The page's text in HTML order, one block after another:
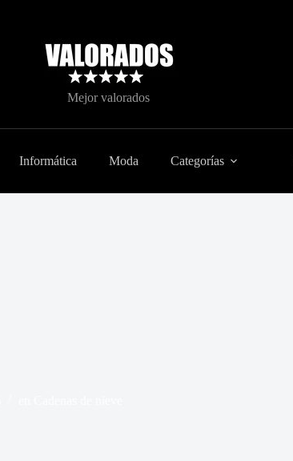
Mejor valorados
Informática Moda Categorías